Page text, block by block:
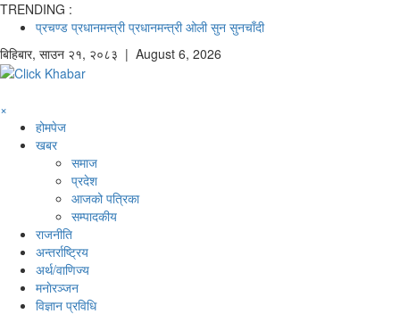
TRENDING :
प्रचण्ड प्रधानमन्त्री प्रधानमन्त्री ओली सुन सुनचाँदी
बिहिबार, साउन २१, २०८३ | August 6, 2026
×
होमपेज
खबर
समाज
प्रदेश
आजको पत्रिका
सम्पादकीय
राजनीति
अन्तर्राष्ट्रिय
अर्थ/वाणिज्य
मनाेरञ्जन
विज्ञान प्रविधि